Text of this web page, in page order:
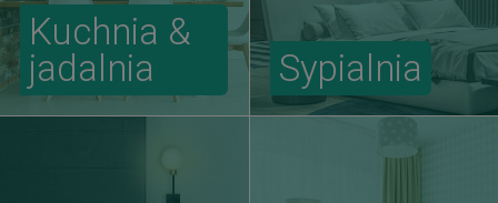
Kuchnia &
jadalnia
Sypialnia